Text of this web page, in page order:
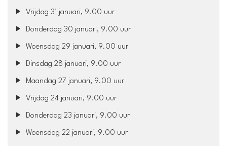
Vrijdag 31 januari, 9.00 uur
Donderdag 30 januari, 9.00 uur
Woensdag 29 januari, 9.00 uur
Dinsdag 28 januari, 9.00 uur
Maandag 27 januari, 9.00 uur
Vrijdag 24 januari, 9.00 uur
Donderdag 23 januari, 9.00 uur
Woensdag 22 januari, 9.00 uur